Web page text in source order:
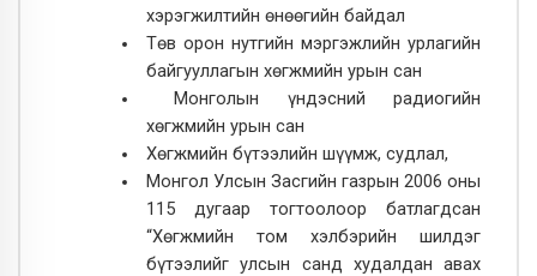
хэрэгжилтийн өнөөгийн байдал
Төв орон нутгийн мэргэжлийн урлагийн
байгууллагын хөгжмийн урын сан
Монголын үндэсний радиогийн
хөгжмийн урын сан
Хөгжмийн бүтээлийн шүүмж, судлал,
Монгол Улсын Засгийн газрын 2006 оны
115 дугаар тогтоолоор батлагдсан
“Хөгжмийн том хэлбэрийн шилдэг
бүтээлийг улсын санд худалдан авах